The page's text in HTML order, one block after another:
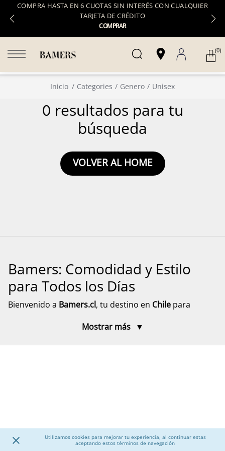
COMPRA HASTA EN 6 CUOTAS SIN INTERÉS CON CUALQUIER
TARJETA DE CRÉDITO
COMPRAR
Utilizamos cookies para mejorar tu experiencia, al continuar estas
aceptando estos términos de navegación
(0)
Inicio Categories Genero Unisex
0 resultados para tu
búsqueda
VOLVER AL HOME
Bamers: Comodidad y Estilo
para Todos los Días
Bienvenido a Bamers.cl, tu destino en Chile para
toda la familia. Aquí encontrarás modelos pensados
Calzado para Mujer
Descubre una amplia selección decalzado para mujer
Mostrar más